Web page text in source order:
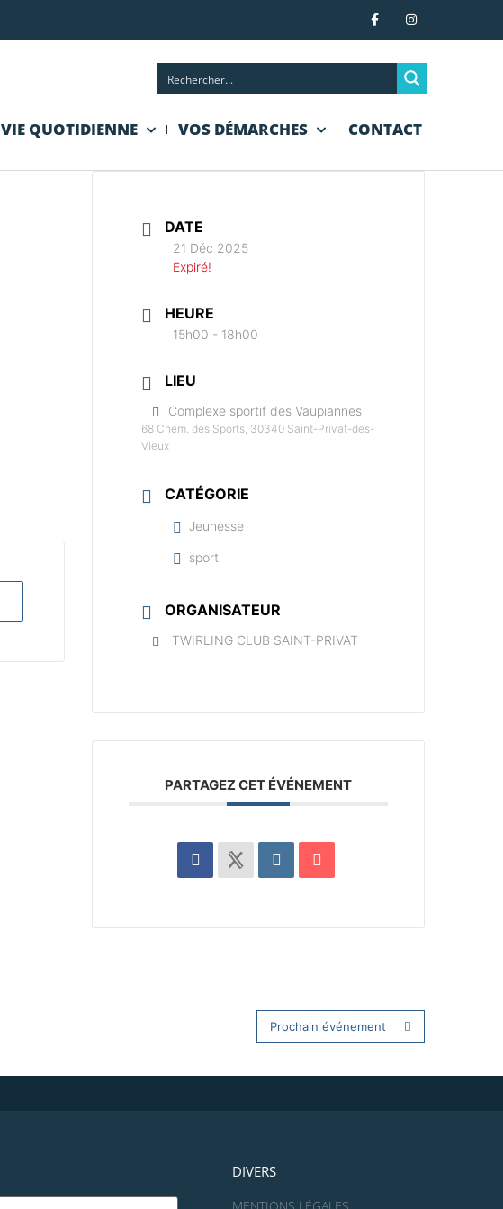
VIE QUOTIDIENNE VOS DÉMARCHES CONTACT
DATE
21 Déc 2025
Expiré!
HEURE
15h00 - 18h00
LIEU
Complexe sportif des Vaupiannes
68 Chem. des Sports, 30340 Saint-Privat-des-
Vieux
CATÉGORIE
Jeunesse
sport
ORGANISATEUR
TWIRLING CLUB SAINT-PRIVAT
PARTAGEZ CET ÉVÉNEMENT
Prochain événement
DIVERS